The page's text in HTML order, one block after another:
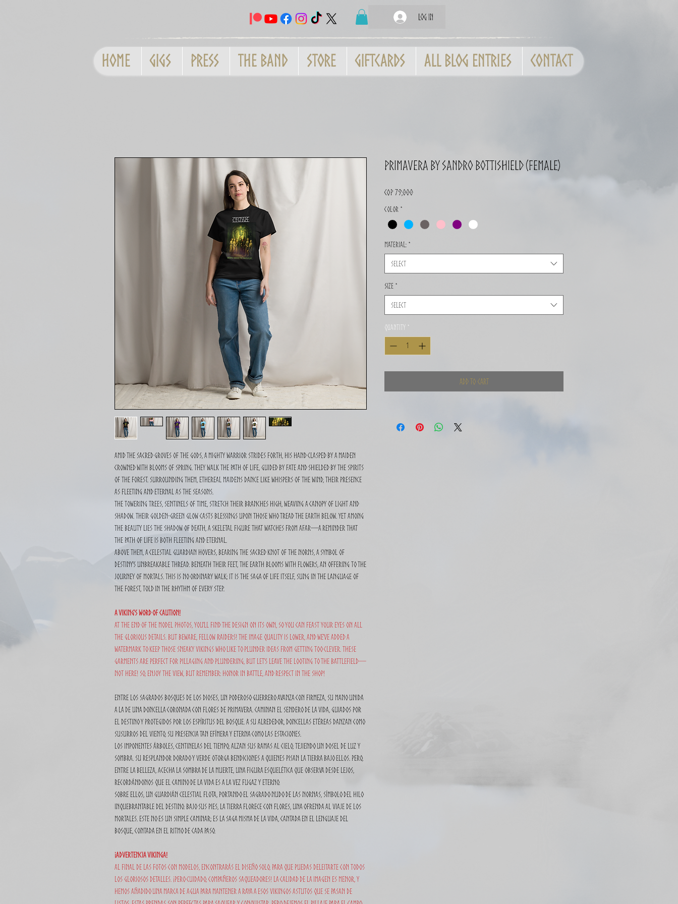
Log In
Home GIGS Press THE BAND Store GiftCards All Blog entries CONTACT
Amid the sacred groves of the gods, a mighty warrior strides forth, his hand clasped by a maiden
crowned with blooms of spring. They walk the path of life, guided by fate and shielded by the spirits
of the forest. Surrounding them, ethereal maidens dance like whispers of the wind, their presence
as fleeting and eternal as the seasons.
The towering trees, sentinels of time, stretch their branches high, weaving a canopy of light and
shadow. Their golden-green glow casts blessings upon those who tread the earth below. Yet among
the beauty lies the shadow of death, a skeletal figure that watches from afar—a reminder that
the path of life is both fleeting and eternal.
Above them, a celestial guardian hovers, bearing the sacred knot of the Norns, a symbol of
destiny’s unbreakable thread. Beneath their feet, the earth blooms with flowers, an offering to the
journey of mortals. This is no ordinary walk; it is the saga of life itself, sung in the language of
the forest, told in the rhythm of every step.
A Viking's Word of Caution!
At the end of the model photos, you'll find the design on its own, so you can feast your eyes on all
the glorious details. But beware, fellow raiders! The image quality is lower, and we've added a
watermark to keep those sneaky Vikings who like to plunder ideas from getting too clever. These
garments are perfect for pillaging and plundering, but let’s leave the looting to the battlefield—
not here! So, enjoy the view, but remember: honor in battle, and respect in the shop!
Entre los sagrados bosques de los dioses, un poderoso guerrero avanza con firmeza, su mano unida
a la de una doncella coronada con flores de primavera. Caminan el sendero de la vida, guiados por
el destino y protegidos por los espíritus del bosque. A su alrededor, doncellas etéreas danzan como
susurros del viento, su presencia tan efímera y eterna como las estaciones.
Los imponentes árboles, centinelas del tiempo, alzan sus ramas al cielo, tejiendo un dosel de luz y
sombra. Su resplandor dorado y verde otorga bendiciones a quienes pisan la tierra bajo ellos. Pero,
entre la belleza, acecha la sombra de la muerte, una figura esquelética que observa desde lejos,
recordándonos que el camino de la vida es a la vez fugaz y eterno.
Sobre ellos, un guardián celestial flota, portando el sagrado nudo de las Nornas, símbolo del hilo
inquebrantable del destino. Bajo sus pies, la tierra florece con flores, una ofrenda al viaje de los
mortales. Este no es un simple caminar; es la saga misma de la vida, cantada en el lenguaje del
bosque, contada en el ritmo de cada paso.
¡Advertencia Vikinga!
Al final de las fotos con modelos, encontrarás el diseño solo, para que puedas deleitarte con todos
los gloriosos detalles. ¡Pero cuidado, compañeros saqueadores! La calidad de la imagen es menor, y
hemos añadido una marca de agua para mantener a raya a esos vikingos astutos que se pasan de
Primavera by Sandro Bottishield (Female)
COP 79,000Price
Color *
Material: *
Select
Size *
Select
Quantity *
Add to Cart